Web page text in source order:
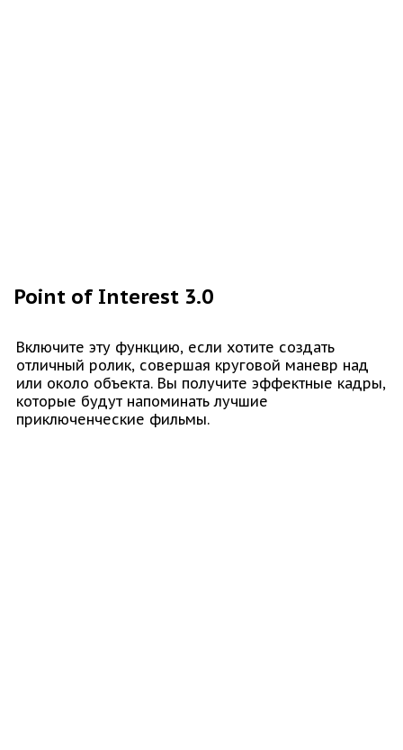
Point of Interest 3.0
Включите эту функцию, если хотите создать
отличный ролик, совершая круговой маневр над
или около объекта. Вы получите эффектные кадры,
которые будут напоминать лучшие
приключенческие фильмы.